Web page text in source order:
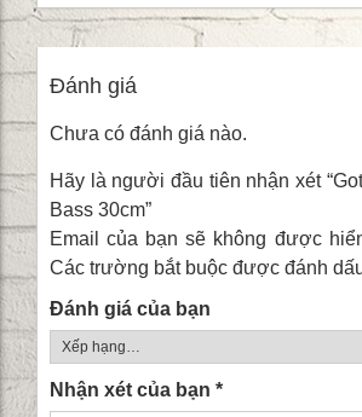
Đánh giá
Chưa có đánh giá nào.
Hãy là người đầu tiên nhận xét
Bass 30cm”
Email của bạn sẽ không được
Các trường bắt buộc được đánh
Đánh giá của bạn
Nhận xét của bạn *